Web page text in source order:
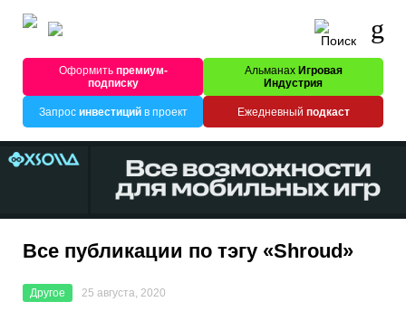
Оформитьпремиум-
подписку
Альманах Игровая
Индустрия
Запрос инвестицийв проект Ежедневный подкаст
Все публикации по тэгу «Shroud»
Другое 25 августа, 2020